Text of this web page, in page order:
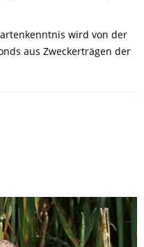
wird von der
aus Zweckerträgen der